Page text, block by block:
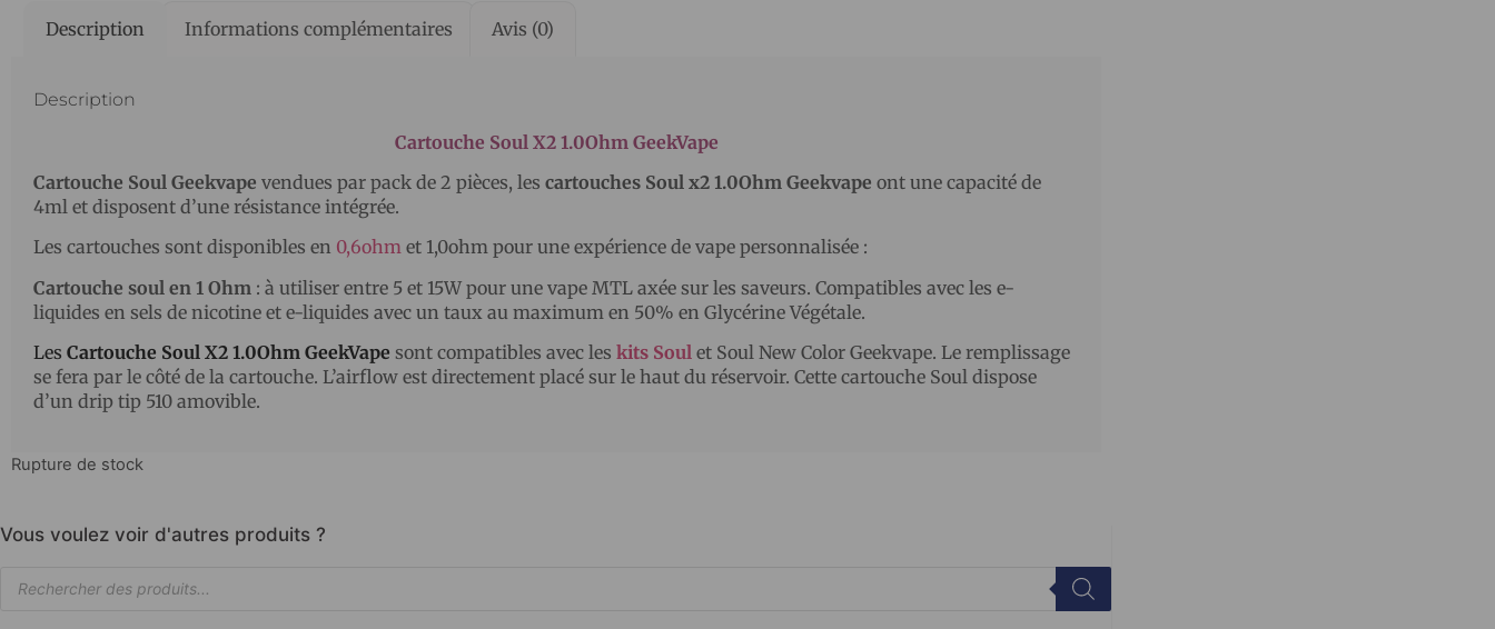
Description Informations complémentaires Avis (0)
Description
Cartouche Soul X2 1.0Ohm GeekVape
Cartouche Soul Geekvape vendues par pack de 2 pièces, les cartouches Soul x2 1.0Ohm Geekvape ont une capacité de
4ml et disposent d’une résistance intégrée.
Les cartouches sont disponibles en 0,6ohm et 1,0ohm pour une expérience de vape personnalisée :
Cartouche soul en 1 Ohm : à utiliser entre 5 et 15W pour une vape MTL axée sur les saveurs. Compatibles avec les e-
liquides en sels de nicotine et e-liquides avec un taux au maximum en 50% en Glycérine Végétale.
Les Cartouche Soul X2 1.0Ohm GeekVape sont compatibles avec les kits Soul et Soul New Color Geekvape. Le remplissage
se fera par le côté de la cartouche. L’airflow est directement placé sur le haut du réservoir. Cette cartouche Soul dispose
d’un drip tip 510 amovible.
Rupture de stock
Vous voulez voir d'autres produits ?